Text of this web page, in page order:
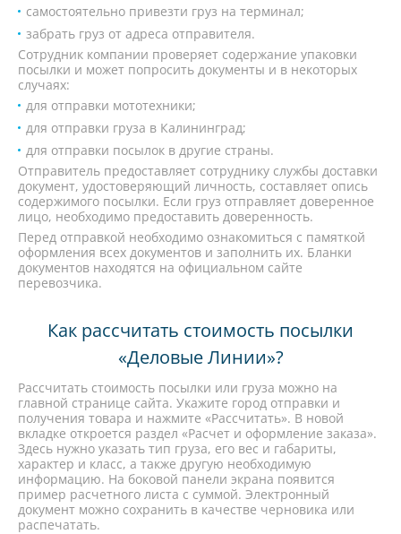
самостоятельно привезти груз на терминал;
забрать груз от адреса отправителя.
Сотрудник компании проверяет содержание упаковки
посылки и может попросить документы и в некоторых
случаях:
для отправки мототехники;
для отправки груза в Калининград;
для отправки посылок в другие страны.
Отправитель предоставляет сотруднику службы доставки
документ, удостоверяющий личность, составляет опись
содержимого посылки. Если груз отправляет доверенное
лицо, необходимо предоставить доверенность.
Перед отправкой необходимо ознакомиться с памяткой
оформления всех документов и заполнить их. Бланки
документов находятся на официальном сайте
перевозчика.
Как рассчитать стоимость посылки
«Деловые Линии»?
Рассчитать стоимость посылки или груза можно на
главной странице сайта. Укажите город отправки и
получения товара и нажмите «Рассчитать». В новой
вкладке откроется раздел «Расчет и оформление заказа».
Здесь нужно указать тип груза, его вес и габариты,
характер и класс, а также другую необходимую
информацию. На боковой панели экрана появится
пример расчетного листа с суммой. Электронный
документ можно сохранить в качестве черновика или
распечатать.